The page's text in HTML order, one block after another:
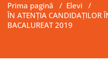
Prima pagină / Elevi /
ÎN ATENŢIA CANDIDAŢILOR
BACALUREAT 2019